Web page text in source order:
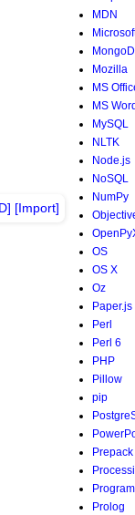
MDN
Mozilla
MS
MS Word
MySQL
NLTK
Node.js
NoSQL
NumPy
OS
OS X
Oz
Paper.js
Perl
Perl 6
PHP
Pillow
pip
Prepack
Prolog